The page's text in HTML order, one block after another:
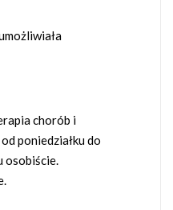
chorób i
poniedziałku do
osobiście.